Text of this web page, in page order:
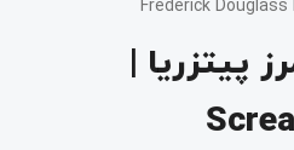
پیتزریا |